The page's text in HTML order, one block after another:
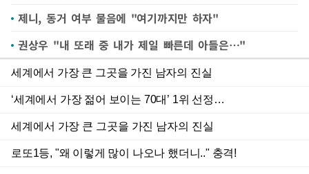
제니, 동거 여부 물음에 "여기까지만 하자"
권상우 "내 또래 중 내가 제일 빠른데 아들은…"